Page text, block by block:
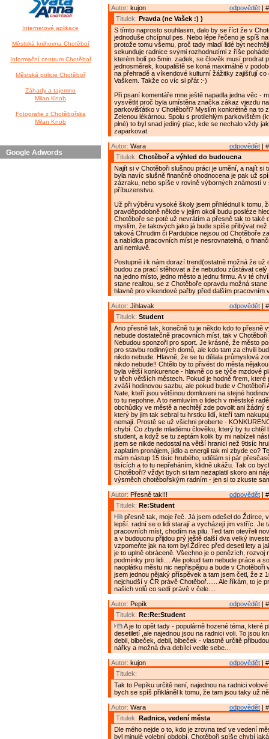
Internetové aplikace
Městská knihovna Chotěboř
Informační centrum Chotěboř
Městská policie Chotěboř
Záhady a tajemno
Milan Knob
Fotografie z Chotěbořska
Milan Knob
Google Adwords
odpovědět |
Autor: kujon
Titulek: Pravda (ne Vašek :) )
S tímto naprosto souhlasim, dalo by se říct že v
jednoduše chcípnul pes. Nebo lépe řečeno je spíš
protože tomu všemu, proč tady mladí lidé být
sekunduje radnice svými rozhodnutími z říše
kterém bolí po 5min. zadek, se člověk musí prodrat
jednosměrek, koupaliště se koná maximálně v
na přehradě a víkendové kulturní žážitky zajišťují
Vaškem. Takže co víc si přát :-)
Při psaní komentáře mne ještě napadla jedna věc -
vysvětlit proč byla umístěna značka zákaz vjezdu
parkovišťátko v Chotěboři? Myslím konkrétně na to
Zelenou lékárnou. Spolu s protilehlým parkovištěm
plné) to byl snad jediný plac, kde se nechalo vždy
zaparkovat.
odpovědět |
Autor: Wara
Titulek: Chotěboř a výhled do budoucna
Najít si v Chotěboři slušnou práci je umění, a najít si
byla navíc slušně finančně ohodnocena je pak už
zázraku, nebo spíše v rovině výborných známostí v
příbuzenstvu.
Už při výběru vysoké školy jsem přihlédnul k tomu,
pravděpodobně někde v jejím okolí budu posléze
Chotěboře se poté už nevrátím a přesně tak to také
myslím, že takových jako já bude spíše přibývat
taková Chrudim či Pardubice nejsou od Chotěboře
a nabídka pracovních míst je nesrovnatelná, o
ani nemluvě.
Postupně i k nám dorazí trend(ostatně možná že už
budou za prací stěhovat a že nebudou zůstávat
na jedno místo, jedno město a jednu firmu. A v té
stane realitou, se z Chotěboře opravdu možná
hlavně pro víkendové pařby před dalším pracovním
odpovědět |
Autor: Jihlavak
Titulek: Student
Ano přesně tak, konečně tu je někdo kdo to přesně
nebude dostatečně pracovních míst, tak v Chotěboři
Nebudou sponzoři pro sport. Je krásné, že město
pro stavbu rodinných domů, ale kdo tam za chvili
nikdo nebude. Hlavně, že se tu dělala průmyslová
nikdo nebude!! Chtělo by to přivést do města
byla větší konkurence - hlavně co se týče mzdové
v těch větších městech. Pokud je hodně firem, které
zváší hodinovou sazbu, ale pokud bude v Chotěboři
Nate, kteří jsou většinou domluveni na stejné
to tu nepohne. A to nemluvím o lidech v městské
obchůdky ve městě a nechtějí zde povolit ani žádný
který by jim tak sebral tu hrstku lidí, kteří tam
nemají. Prostě se už všichni proberte -
chybí. Co zbyde mladému člověku, který by tu chtěl
student, a když se tu zeptám kolik by mi nabízeli
jsem se nikde nedostal na větší hranici než 9tisíc
zaplatím pronájem, jídlo a energii tak mi zbyde co?
mám nástup 15 tisíc hrubého, udělám si pár
tisících a to tu nepřeháním, klidně ukážu. Tak co
Chotěboři? vždyt bych si tam nezaplatil skoro ani
výsměch chotěbořským radním - jen si to zkuste
odpovědět |
Autor: Přesně tak!!!
Titulek: Re:Student
přesně tak, moje řeč. Já jsem odešel do Ždírce,
lepší. radní se o lidi starají a vycházejí jim vstříc. Je
pracovních míst, chodím na pilu. Ted tam otevřeli
a v budoucnu přijdou prý ještě další dva velký
vzpomeňte jak na tom byl Ždírec před deseti lety a
je to uplně obráceně. Všechno je o penězích, rozvoj
podmínky pro lidi.... Ale pokud tam nebude práce a
naoplátku městu nic nepřispějou a bude v Chotěboři
jsem jednou nějaký příspěvek a tam jsem četl, že z
nejchudší v ČR právě Chotěboř...... Ale říkám, to je
našich volů co sedí právě v čele....
odpovědět |
Autor: Pepík
Titulek: Re:Re:Student
A je to opět tady - populárně hozené téma, které
desetiletí ,ale najednou jsou na radnici voli. To jsou
debil, blbeček, debil, blbeček - vlastně určitě
nářky a možná dva debílci vedle sebe...
odpovědět |
Autor: kujon
Titulek:
Tak to Pepíku určitě není, najednou na radnici
bych se spíš přikláněl k tomu, že tam jsou taky už
odpovědět |
Autor: Wara
Titulek: Radnice, vedení města
Dle mého nejde o to, kdo je zrovna teď ve vedení
byl minulé volební období. Chotěboři spíše chybí